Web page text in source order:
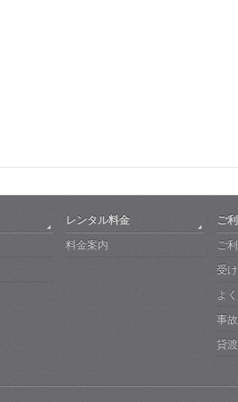
レンタル料金
料金案内
ご
ご
受
よ
事
貸